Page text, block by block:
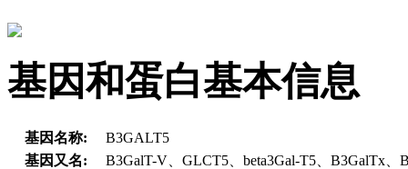
基因和蛋白基本信息
基因名称:
B3GALT5
基因又名:
B3GalT-V、GLCT5、beta3Gal-T5、B3GalTx、